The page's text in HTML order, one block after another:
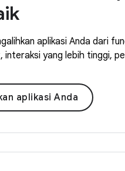
aplikasi Anda dari
interaksi yang lebih tinggi,
aplikasi Anda